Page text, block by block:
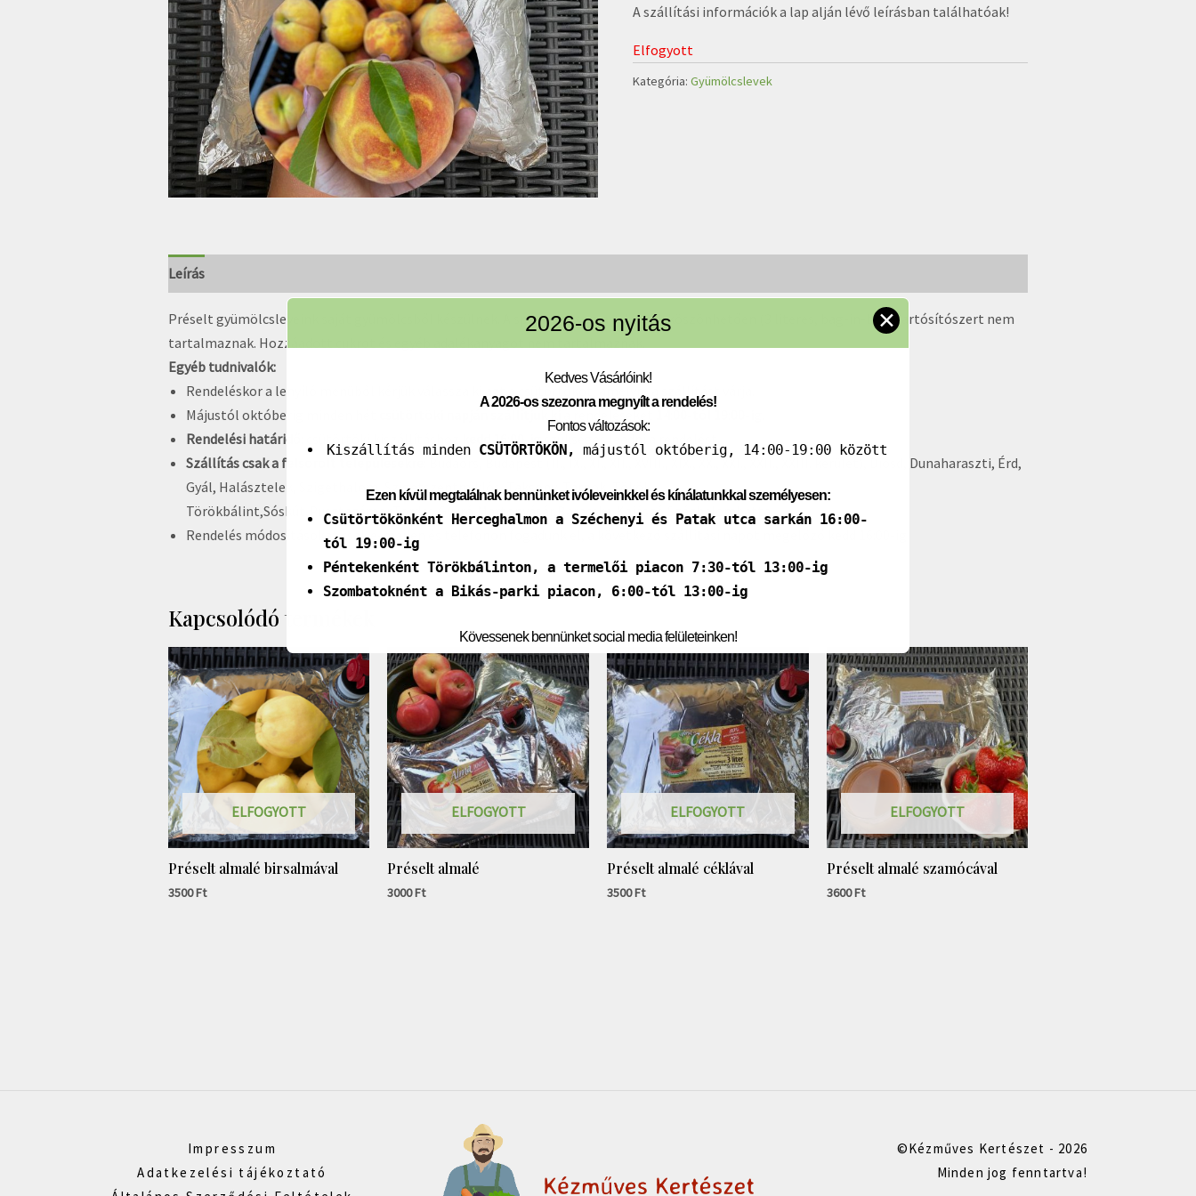
A szállítási információk a lap alján lévő leírásban találhatóak!
Elfogyott
Kategória: Gyümölcslevek
Leírás
Préselt gyümölcsleveink saját gyümölcsből készülnek. A speciális csomagolásnak köszönhetően ( 3 literes, bag-in-box) tartósítószert nem
tartalmaznak. Hozzáadott cukrot és egyéb adalékanyagot nem tartalmaznak.
Egyéb tudnivalók:
Rendeléskor a lenyíló menüből kérjük válassza ki azt a csütörtököt, amelyre a szállítást várja.
Májustól októberig minden hét
a rendeléseket
Rendelési határidő:
csütörtöki kiszállításhoz kedd 16:00-ig szükséges leadni a rendelést.
Szállítás csak a felsorolt településekre
: Budaörs, Budapest (II., IX., XI., XII., XVIII., XIX., XX., XXI., XXII., XXIII. kerület), Diósd, Dunaharaszti, Érd,
Gyál, Halásztelek, Szigethalom, Szigetszentmiklós, Taksony, Tárnok, Tököl,
Törökbálint,Sóskút,Pusztazámor,Tordas,Gyúró,Martonvásár,Baracska,Kajászó,Százhalombatta
Rendelés módosításokat csak e-mailen és telefonon fogadunk el, a következő szállítási napot megelőző kedd 16:00-ig.
Kapcsolódó termékek
ELFOGYOTT
Préselt almalé birsalmával
3500Ft
ELFOGYOTT
Préselt almalé
3000Ft
ELFOGYOTT
Préselt almalé céklával
3500Ft
ELFOGYOTT
Préselt almalé szamócával
3600Ft
Impresszum
Adatkezelési tájékoztató
©Kézműves Kertészet - 2026
Minden jog fenntartva!
2026-os nyitás ✕
Kedves Vásárlóink!
A 2026-os szezonra megnyílt a rendelés!
Fontos változások:
Kiszállítás minden CSÜTÖRTÖKÖN, májustól októberig, 14:00-19:00 között
Ezen kívül megtalálnak bennünket ivóleveinkkel és kínálatunkkal személyesen:
Csütörtökönként Herceghalmon a Széchenyi és Patak utca sarkán 16:00-
tól 19:00-ig
Péntekenként Törökbálinton, a termelői piacon 7:30-tól 13:00-ig
Szombatoknént a Bikás-parki piacon, 6:00-tól 13:00-ig
Kövessenek bennünket social media felületeinken!